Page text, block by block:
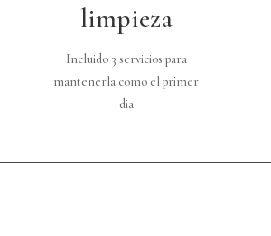
limpieza
Incluido 3 servicios para
mantenerla como el primer
dia